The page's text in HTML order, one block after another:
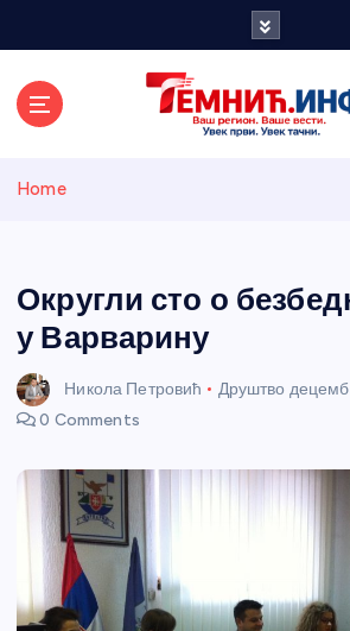
и
Home
Округли сто о
у Варварину
Никола Петровић Друштво
0 Comments